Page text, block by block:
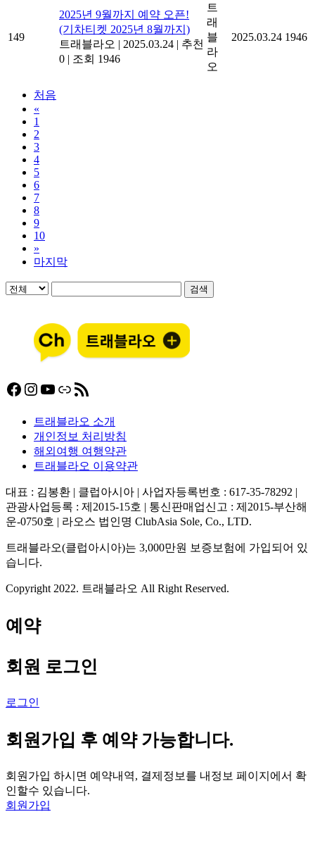
149
2025년 9월까지 예약 오픈!
(기차티켓 2025년 8월까지)
트래블라오 | 2025.03.24 | 추천
0 | 조회 1946
트
래
블
라
오
2025.03.24 1946
처음
«
1
2
3
4
5
6
7
8
9
10
»
마지막
검색
Facebook
Instagram
YouTube
링크RSS 피드
트래블라오 소개
개인정보 처리방침
해외여행 여행약관
트래블라오 이용약관
대표 : 김봉환 | 클럽아시아 | 사업자등록번호 : 617-35-78292 |
관광사업등록 : 제2015-15호 | 통신판매업신고 : 제2015-부산해
운-0750호 | 라오스 법인명 ClubAsia Sole, Co., LTD.
트래블라오(클럽아시아)는 3,000만원 보증보험에 가입되어 있
습니다.
Copyright 2022. 트래블라오 All Right Reserved.
예약
회원 로그인
로그인
회원가입 후 예약 가능합니다.
회원가입 하시면 예약내역, 결제정보를 내정보 페이지에서 확
인할수 있습니다.
회원가입